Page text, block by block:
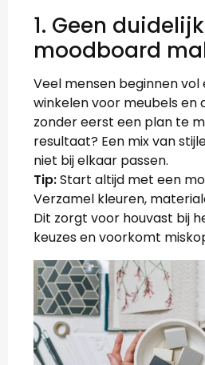
1. Geen
moodboard
Veel mensen beginnen
winkelen voor meubels en
zonder eerst een plan te
resultaat? Een mix van
niet bij elkaar passen.
Tip:Start altijd met een
Verzamel kleuren,
Dit zorgt voor houvast bij
keuzes en voorkomt